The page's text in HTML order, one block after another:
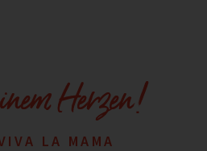
Herzen!
LA MAMA